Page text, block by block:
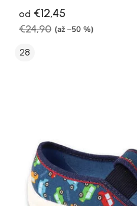
od €12,45
€24,90 (až –50 %)
28